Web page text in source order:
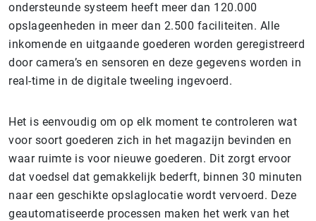
ondersteunde systeem heeft meer dan 120.000
opslageenheden in meer dan 2.500 faciliteiten. Alle
inkomende en uitgaande goederen worden geregistreerd
door camera’s en sensoren en deze gegevens worden in
real-time in de digitale tweeling ingevoerd.
Het is eenvoudig om op elk moment te controleren wat
voor soort goederen zich in het magazijn bevinden en
waar ruimte is voor nieuwe goederen. Dit zorgt ervoor
dat voedsel dat gemakkelijk bederft, binnen 30 minuten
naar een geschikte opslaglocatie wordt vervoerd. Deze
geautomatiseerde processen maken het werk van het